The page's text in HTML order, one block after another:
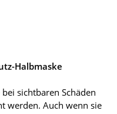
Halbmaske
sichtbaren Schäden
werden. Auch wenn sie